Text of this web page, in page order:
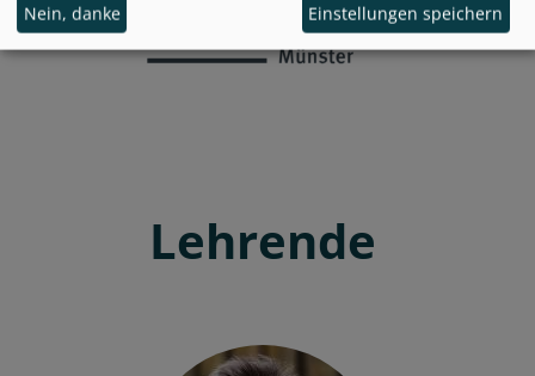
Lehrende
Nein, danke Einstellungen speichern